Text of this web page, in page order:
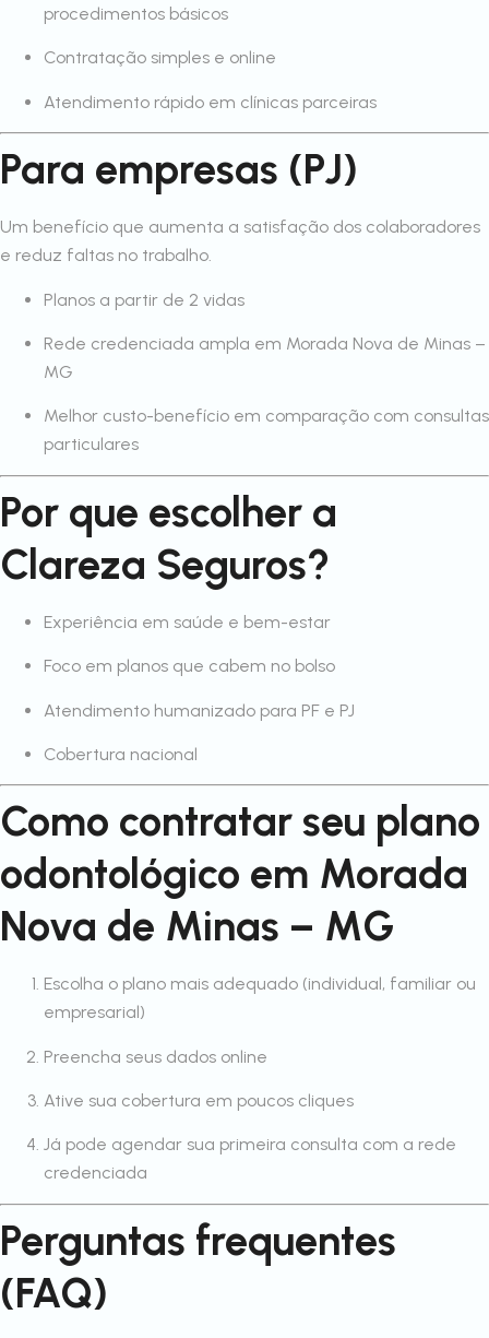
procedimentos básicos
Contratação simples e online
Atendimento rápido em clínicas parceiras
Para empresas (PJ)
Um benefício que aumenta a satisfação dos colaboradores
e reduz faltas no trabalho.
Planos a partir de 2 vidas
Rede credenciada ampla em Morada Nova de Minas –
MG
Melhor custo-benefício em comparação com consultas
particulares
Por que escolher a
Clareza Seguros?
Experiência em saúde e bem-estar
Foco em planos que cabem no bolso
Atendimento humanizado para PF e PJ
Cobertura nacional
Como contratar seu plano
odontológico em Morada
Nova de Minas – MG
Escolha o plano mais adequado (individual, familiar ou
empresarial)
Preencha seus dados online
Ative sua cobertura em poucos cliques
Já pode agendar sua primeira consulta com a rede
credenciada
Perguntas frequentes
(FAQ)